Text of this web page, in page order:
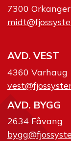
7300 Orkanger
AVD. VEST
4360 Varhaug
AVD. BYGG
2634 Fåvang